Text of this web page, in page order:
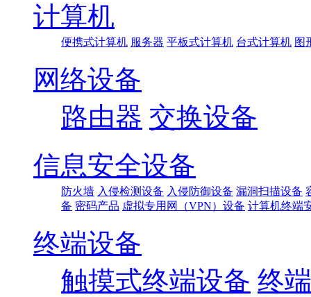
计算机
便携式计算机 服务器 平板式计算机 台式计算机 图
网络设备
路由器 交换设备
信息安全设备
防火墙 入侵检测设备 入侵防御设备 漏洞扫描设备
备 密码产品 虚拟专用网（VPN）设备 计算机终端
终端设备
触摸式终端设备 终